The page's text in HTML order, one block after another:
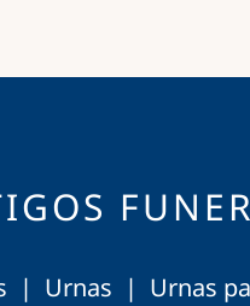
| Urnas | Urnas